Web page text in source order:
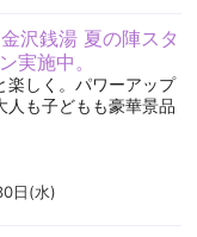
沢銭湯 夏の陣スタ
実施中。
楽しく。パワーアップ
人も子どもも豪華景品
日(水)